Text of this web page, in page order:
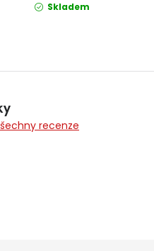
Skladem
recenze